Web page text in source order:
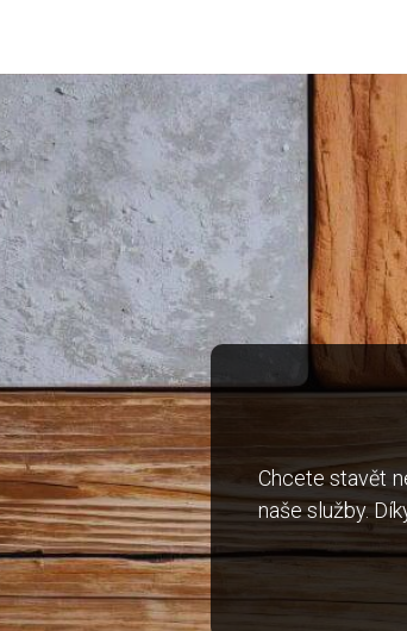
Chcete stavět
naše služby.